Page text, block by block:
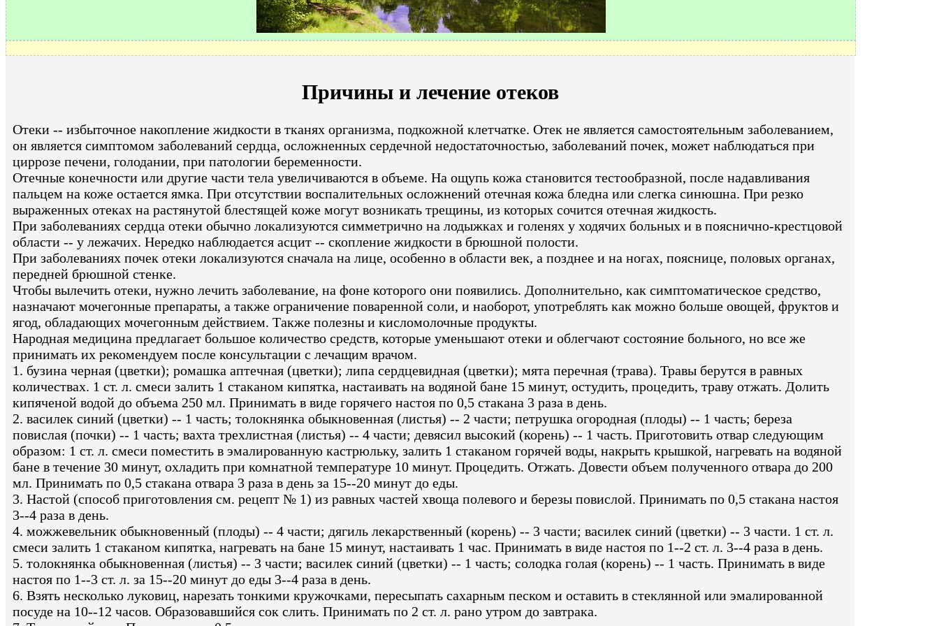
Причины и лечение отеков
Отеки -- избыточное накопление жидкости в тканях организма, подкожной клетчатке. Отек не является самостоятельным заболеванием,
он является симптомом заболеваний сердца, осложненных сердечной недостаточностью, заболеваний почек, может наблюдаться при
циррозе печени, голодании, при патологии беременности.
Отечные конечности или другие части тела увеличиваются в объеме. На ощупь кожа становится тестообразной, после надавливания
пальцем на коже остается ямка. При отсутствии воспалительных осложнений отечная кожа бледна или слегка синюшна. При резко
выраженных отеках на растянутой блестящей коже могут возникать трещины, из которых сочится отечная жидкость.
При заболеваниях сердца отеки обычно локализуются симметрично на лодыжках и голенях у ходячих больных и в пояснично-крестцовой
области -- у лежачих. Нередко наблюдается асцит -- скопление жидкости в брюшной полости.
При заболеваниях почек отеки локализуются сначала на лице, особенно в области век, а позднее и на ногах, пояснице, половых органах,
передней брюшной стенке.
Чтобы вылечить отеки, нужно лечить заболевание, на фоне которого они появились. Дополнительно, как симптоматическое средство,
назначают мочегонные препараты, а также ограничение поваренной соли, и наоборот, употреблять как можно больше овощей, фруктов и
ягод, обладающих мочегонным действием. Также полезны и кисломолочные продукты.
Народная медицина предлагает большое количество средств, которые уменьшают отеки и облегчают состояние больного, но все же
принимать их рекомендуем после консультации с лечащим врачом.
1. бузина черная (цветки); ромашка аптечная (цветки); липа сердцевидная (цветки); мята перечная (трава). Травы берутся в равных
количествах. 1 ст. л. смеси залить 1 стаканом кипятка, настаивать на водяной бане 15 минут, остудить, процедить, траву отжать. Долить
кипяченой водой до объема 250 мл. Принимать в виде горячего настоя по 0,5 стакана 3 раза в день.
2. василек синий (цветки) -- 1 часть; толокнянка обыкновенная (листья) -- 2 части; петрушка огородная (плоды) -- 1 часть; береза
повислая (почки) -- 1 часть; вахта трехлистная (листья) -- 4 части; девясил высокий (корень) -- 1 часть. Приготовить отвар следующим
образом: 1 ст. л. смеси поместить в эмалированную кастрюльку, залить 1 стаканом горячей воды, накрыть крышкой, нагревать на водяной
бане в течение 30 минут, охладить при комнатной температуре 10 минут. Процедить. Отжать. Довести объем полученного отвара до 200
мл. Принимать по 0,5 стакана отвара 3 раза в день за 15--20 минут до еды.
3. Настой (способ приготовления см. рецепт № 1) из равных частей хвоща полевого и березы повислой. Принимать по 0,5 стакана настоя
3--4 раза в день.
4. можжевельник обыкновенный (плоды) -- 4 части; дягиль лекарственный (корень) -- 3 части; василек синий (цветки) -- 3 части. 1 ст. л.
смеси залить 1 стаканом кипятка, нагревать на бане 15 минут, настаивать 1 час. Принимать в виде настоя по 1--2 ст. л. 3--4 раза в день.
5. толокнянка обыкновенная (листья) -- 3 части; василек синий (цветки) -- 1 часть; солодка голая (корень) -- 1 часть. Принимать в виде
настоя по 1--3 ст. л. за 15--20 минут до еды 3--4 раза в день.
6. Взять несколько луковиц, нарезать тонкими кружочками, пересыпать сахарным песком и оставить в стеклянной или эмалированной
посуде на 10--12 часов. Образовавшийся сок слить. Принимать по 2 ст. л. рано утром до завтрака.